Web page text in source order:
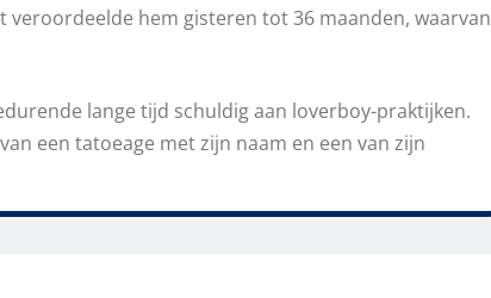
hem gisteren tot 36 maanden, waarvan
lange tijd schuldig aan loverboy-praktijken.
een tatoeage met zijn naam en een van zijn